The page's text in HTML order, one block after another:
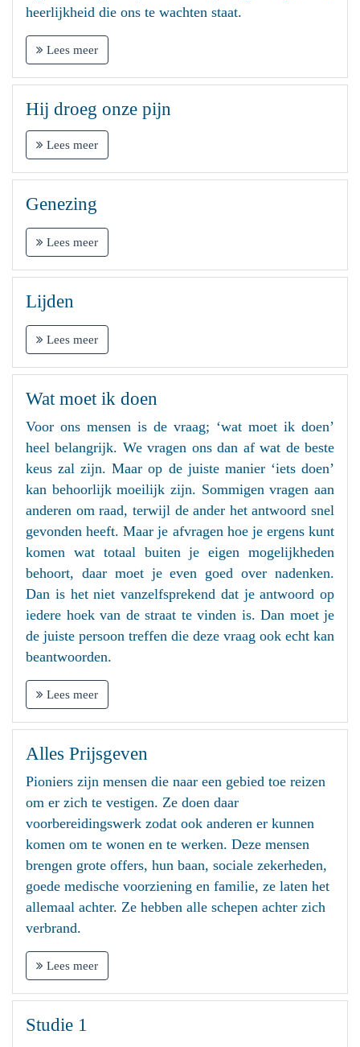
heerlijkheid die ons te wachten staat.
Lees meer
Hij droeg onze pijn
Lees meer
Genezing
Lees meer
Lijden
Lees meer
Wat moet ik doen
Voor ons mensen is de vraag; ‘wat moet ik doen’
heel belangrijk. We vragen ons dan af wat de beste
keus zal zijn. Maar op de juiste manier ‘iets doen’
kan behoorlijk moeilijk zijn. Sommigen vragen aan
anderen om raad, terwijl de ander het antwoord snel
gevonden heeft. Maar je afvragen hoe je ergens kunt
komen wat totaal buiten je eigen mogelijkheden
behoort, daar moet je even goed over nadenken.
Dan is het niet vanzelfsprekend dat je antwoord op
iedere hoek van de straat te vinden is. Dan moet je
de juiste persoon treffen die deze vraag ook echt kan
beantwoorden.
Lees meer
Alles Prijsgeven
Pioniers zijn mensen die naar een gebied toe reizen
om er zich te vestigen. Ze doen daar
voorbereidingswerk zodat ook anderen er kunnen
komen om te wonen en te werken. Deze mensen
brengen grote offers, hun baan, sociale zekerheden,
goede medische voorziening en familie, ze laten het
allemaal achter. Ze hebben alle schepen achter zich
verbrand.
Lees meer
Studie 1